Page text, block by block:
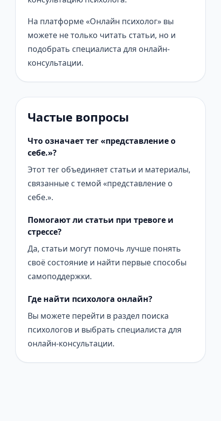
На платформе «Онлайн психолог» вы
можете не только читать статьи, но и
подобрать специалиста для онлайн-
консультации.
Частые вопросы
Что означает тег «представление о
себе.»?
Этот тег объединяет статьи и материалы,
связанные с темой «представление о
себе.».
Помогают ли статьи при тревоге и
стрессе?
Да, статьи могут помочь лучше понять
своё состояние и найти первые способы
самоподдержки.
Где найти психолога онлайн?
Вы можете перейти в раздел поиска
психологов и выбрать специалиста для
онлайн-консультации.